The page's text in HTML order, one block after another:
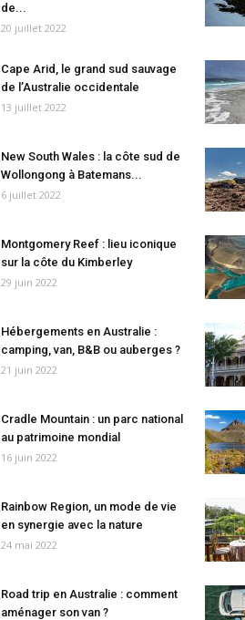
de...
20 juillet 2022
Cape Arid, le grand sud sauvage
de l’Australie occidentale
13 juillet 2022
New South Wales : la côte sud de
Wollongong à Batemans...
6 juillet 2022
Montgomery Reef : lieu iconique
sur la côte du Kimberley
29 juin 2022
Hébergements en Australie :
camping, van, B&B ou auberges ?
21 juin 2022
Cradle Mountain : un parc national
au patrimoine mondial
16 juin 2022
Rainbow Region, un mode de vie
en synergie avec la nature
24 mai 2022
Road trip en Australie : comment
aménager son van ?